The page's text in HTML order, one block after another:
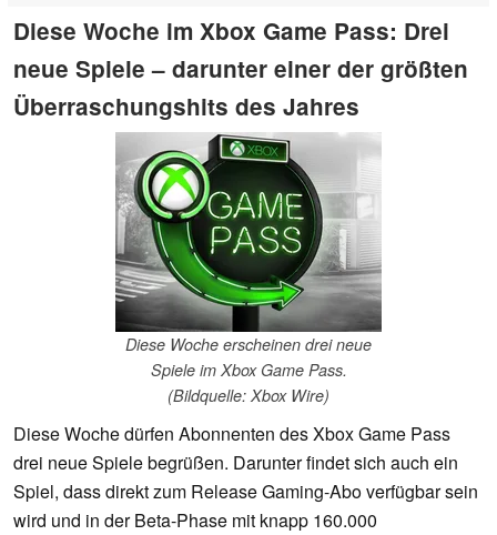
Diese Woche im Xbox Game Pass: Drei
neue Spiele – darunter einer der größten
Überraschungshits des Jahres
Diese Woche erscheinen drei neue
Spiele im Xbox Game Pass.
(Bildquelle: Xbox Wire)
Diese Woche dürfen Abonnenten des Xbox Game Pass
drei neue Spiele begrüßen. Darunter findet sich auch ein
Spiel, dass direkt zum Release Gaming-Abo verfügbar sein
wird und in der Beta-Phase mit knapp 160.000